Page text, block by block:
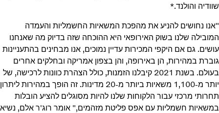
שוודיה והולנד.*
"אנו נחושים להניע את מהפכת המשאיות החשמליות והעמדה
המובילה שלנו בשוק האירופאי היא ההוכחה שזה בדיוק מה שאנחנו
עושים. גם אם היקפי המכירות עדיין נמוכים, אנו מבחינים בהתעניינות
גוברת במהירות, הן באירופה, והן בצפון אמריקה ובחלקים אחרים
בעולם. בשנת 2021 קיבלנו הזמנות, כולל הצהרת כוונות לרכישה, של
יותר מ-1,100 משאיות ביותר מ-20 מדינות. זה הופך במהירות ליתרון
תחרותי מרכזי עבור הלקוחות שלנו להיות מסוגלים להציע הובלות
במשאיות חשמליות עם אפס פליטת מזהמים," אומר רוג'ר אלם, נשיא